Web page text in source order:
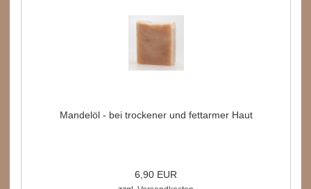
Mandelöl - bei trockener und fettarmer Haut
6,90 EUR